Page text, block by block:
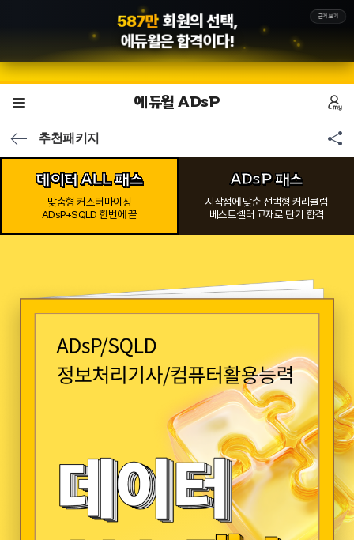
66만 합격수기의 증명,
에듀윌은 합격이다!
근거보기
에듀윌 ADsP
추천패키지
데이터 ALL 패스
맞춤형 커스터마이징
ADsP+SQLD 한번에 끝
ADsP 패스
시작점에 맞춘 선택형 커리큘럼
베스트셀러 교재로 단기 합격